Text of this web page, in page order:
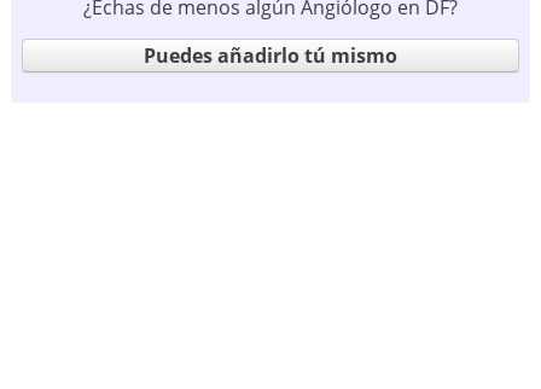
¿Echas de menos algún Angiólogo en DF?
Puedes añadirlo tú mismo